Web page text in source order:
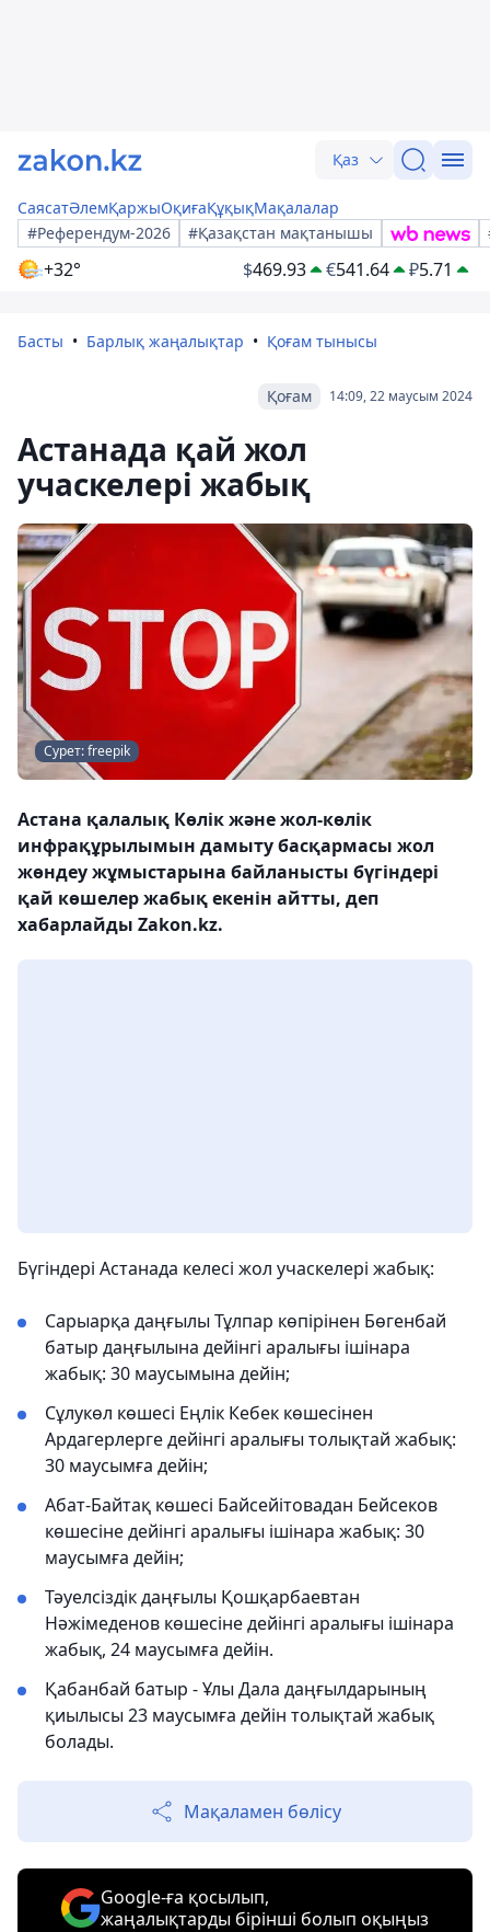
Қаз
СаясатӘлемҚаржыОқиғаҚұқықМақалалар
#Референдум-2026
#Қазақстан мақтанышы
+32° $469.93 €541.64 ₽5.71
Басты Барлық жаңалықтар Қоғам тынысы
14:09, 22 маусым 2024
Қоғам
Астанада қай жол
учаскелері жабық
Сурет: freepik
Астана қалалық Көлік және жол-көлік
инфрақұрылымын дамыту басқармасы жол
жөндеу жұмыстарына байланысты бүгіндері
қай көшелер жабық екенін айтты, деп
хабарлайды Zakon.kz.
Бүгіндері Астанада келесі жол учаскелері жабық:
Сарыарқа даңғылы Тұлпар көпірінен Бөгенбай
батыр даңғылына дейінгі аралығы ішінара
жабық: 30 маусымына дейін;
Сұлукөл көшесі Еңлік Кебек көшесінен
Ардагерлерге дейінгі аралығы толықтай жабық:
30 маусымға дейін;
Абат-Байтақ көшесі Байсейітовадан Бейсеков
көшесіне дейінгі аралығы ішінара жабық: 30
маусымға дейін;
Тәуелсіздік даңғылы Қошқарбаевтан
Нәжімеденов көшесіне дейінгі аралығы ішінара
жабық, 24 маусымға дейін.
Қабанбай батыр - Ұлы Дала даңғылдарының
қиылысы 23 маусымға дейін толықтай жабық
болады.
Мақаламен бөлісу
Google-ға қосылып,
жаңалықтарды бірінші болып оқыңыз